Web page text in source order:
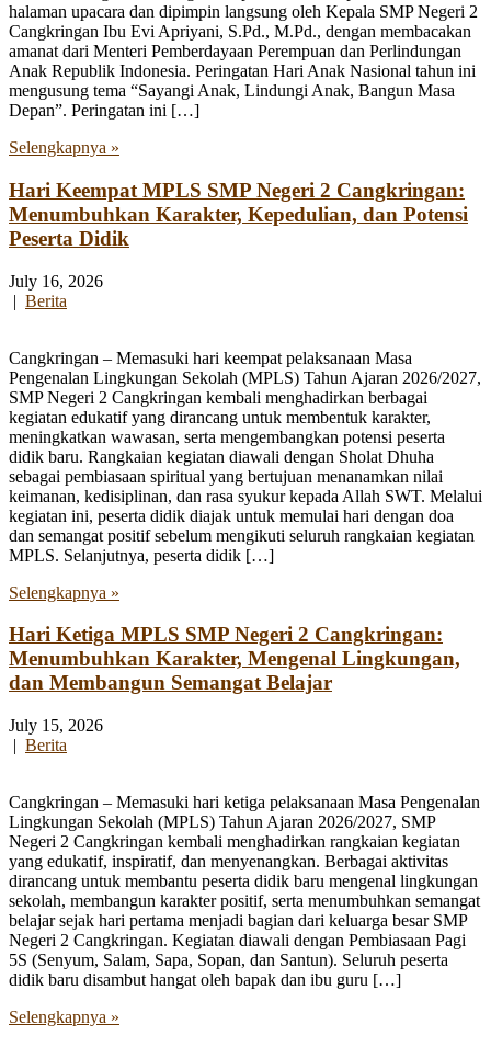
halaman upacara dan dipimpin langsung oleh Kepala SMP Negeri 2
Cangkringan Ibu Evi Apriyani, S.Pd., M.Pd., dengan membacakan
amanat dari Menteri Pemberdayaan Perempuan dan Perlindungan
Anak Republik Indonesia. Peringatan Hari Anak Nasional tahun ini
mengusung tema “Sayangi Anak, Lindungi Anak, Bangun Masa
Depan”. Peringatan ini […]
Selengkapnya »
Hari Keempat MPLS SMP Negeri 2 Cangkringan:
Menumbuhkan Karakter, Kepedulian, dan Potensi
Peserta Didik
July 16, 2026
| Berita
Cangkringan – Memasuki hari keempat pelaksanaan Masa
Pengenalan Lingkungan Sekolah (MPLS) Tahun Ajaran 2026/2027,
SMP Negeri 2 Cangkringan kembali menghadirkan berbagai
kegiatan edukatif yang dirancang untuk membentuk karakter,
meningkatkan wawasan, serta mengembangkan potensi peserta
didik baru. Rangkaian kegiatan diawali dengan Sholat Dhuha
sebagai pembiasaan spiritual yang bertujuan menanamkan nilai
keimanan, kedisiplinan, dan rasa syukur kepada Allah SWT. Melalui
kegiatan ini, peserta didik diajak untuk memulai hari dengan doa
dan semangat positif sebelum mengikuti seluruh rangkaian kegiatan
MPLS. Selanjutnya, peserta didik […]
Selengkapnya »
Hari Ketiga MPLS SMP Negeri 2 Cangkringan:
Menumbuhkan Karakter, Mengenal Lingkungan,
dan Membangun Semangat Belajar
July 15, 2026
| Berita
Cangkringan – Memasuki hari ketiga pelaksanaan Masa Pengenalan
Lingkungan Sekolah (MPLS) Tahun Ajaran 2026/2027, SMP
Negeri 2 Cangkringan kembali menghadirkan rangkaian kegiatan
yang edukatif, inspiratif, dan menyenangkan. Berbagai aktivitas
dirancang untuk membantu peserta didik baru mengenal lingkungan
sekolah, membangun karakter positif, serta menumbuhkan semangat
belajar sejak hari pertama menjadi bagian dari keluarga besar SMP
Negeri 2 Cangkringan. Kegiatan diawali dengan Pembiasaan Pagi
5S (Senyum, Salam, Sapa, Sopan, dan Santun). Seluruh peserta
didik baru disambut hangat oleh bapak dan ibu guru […]
Selengkapnya »